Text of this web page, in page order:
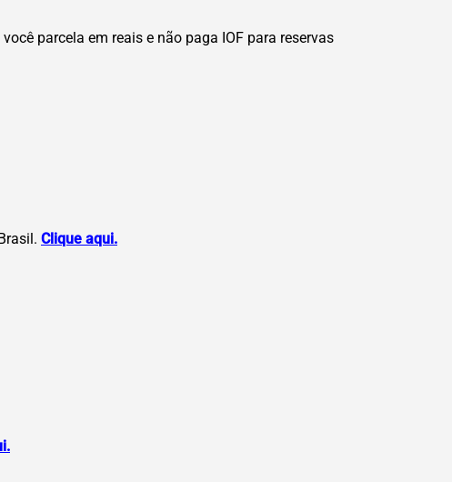
parcela em reais e não paga IOF para reservas
Clique aqui.